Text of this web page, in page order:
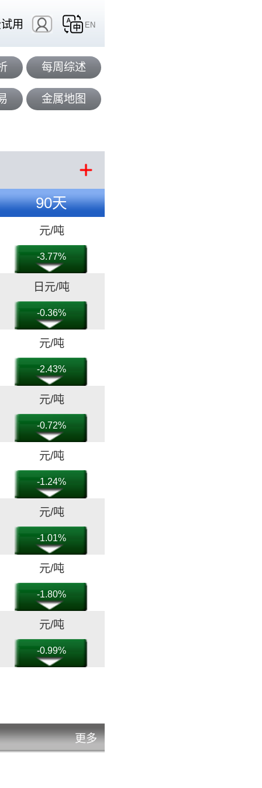
用 EN
每周综述
金属地图
90天
元/吨
-3.77%
日元/吨
-0.36%
元/吨
-2.43%
元/吨
-0.72%
元/吨
-1.24%
元/吨
-1.01%
元/吨
-1.80%
元/吨
-0.99%
元/吨 更多